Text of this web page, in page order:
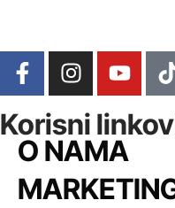
Korisni
O NAMA